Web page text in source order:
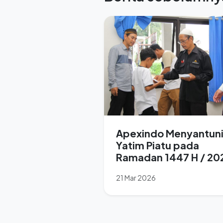
Apexindo Menyantuni
Yatim Piatu pada
Ramadan 1447 H /
21 Mar 2026